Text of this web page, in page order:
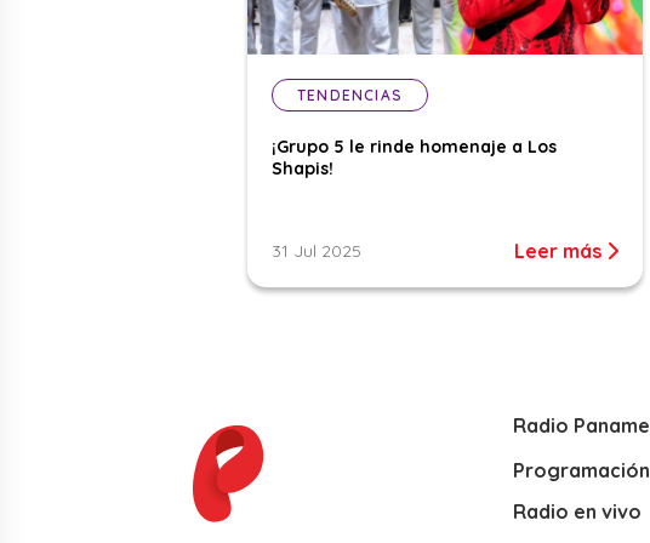
TENDENCIAS
¡Grupo 5 le rinde homenaje a Los
Shapis!
31 Jul 2025 Leer más
Radio
Programación
Radio en vivo